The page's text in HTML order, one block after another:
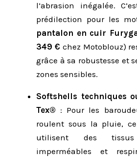
l’abrasion inégalée.
prédilection pour les
pantalon en cuir
349 € chez Motoblouz)
grâce à sa robustesse et
zones sensibles.
Softshells techniques
Tex® : Pour les
roulent sous la pluie,
utilisent des tissus
imperméables et